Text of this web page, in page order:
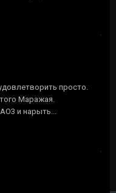
просто.
Маражая.
и нарыть...